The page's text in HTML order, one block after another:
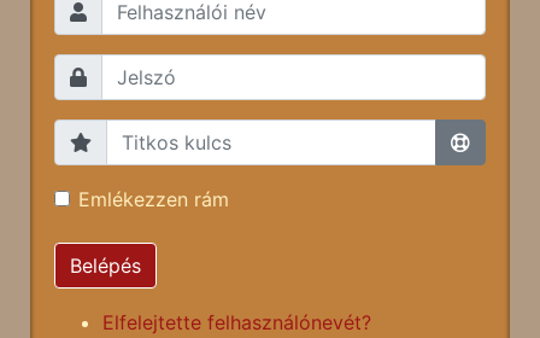
Emlékezzen rám
Belépés
Elfelejtette felhasználónevét?